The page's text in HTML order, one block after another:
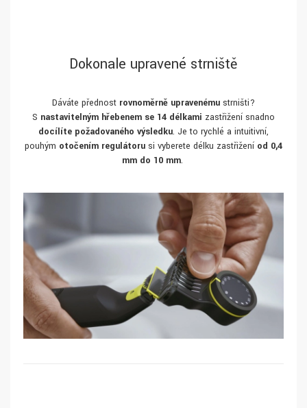
Dokonale upravené strniště
Dáváte přednost rovnoměrně upravenému strništi?
S nastavitelným hřebenem se 14 délkami zastřižení snadno
docílíte požadovaného výsledku. Je to rychlé a intuitivní,
pouhým otočením regulátoru si vyberete délku zastřižení od 0,4
mm do 10 mm.